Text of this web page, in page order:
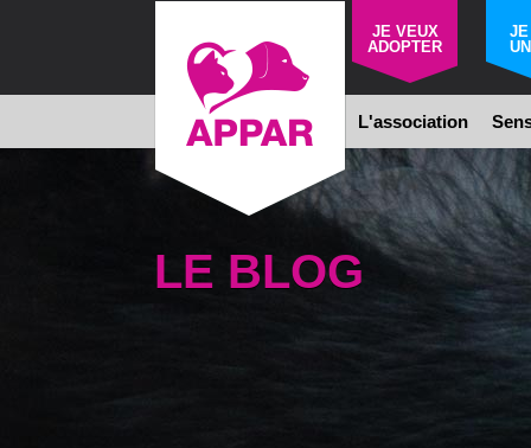
JE VEUX
ADOPTER
JE
L'association
LE BLOG